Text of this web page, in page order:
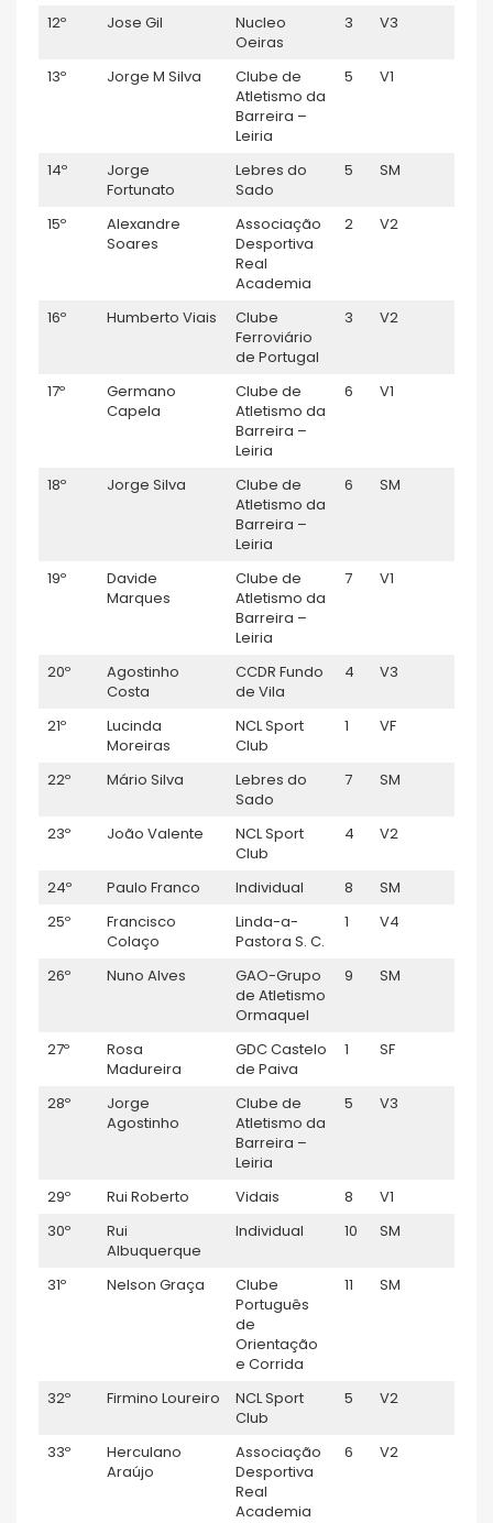
12º Jose Gil
Nucleo
Oeiras
3 V3
13º Jorge M Silva
Clube de
Atletismo da
Barreira –
Leiria
5 V1
14º
Jorge
Fortunato
Lebres do
Sado
5 SM
15º
Alexandre
Soares
Associação
Desportiva
Real
Academia
2 V2
16º Humberto Viais
Clube
Ferroviário
de Portugal
3 V2
17º
Germano
Capela
Clube de
Atletismo da
Barreira –
Leiria
6 V1
18º Jorge Silva
Clube de
Atletismo da
Barreira –
Leiria
6 SM
19º
Davide
Marques
Clube de
Atletismo da
Barreira –
Leiria
7 V1
20º
Agostinho
Costa
CCDR Fundo
de Vila
4 V3
21º
Lucinda
Moreiras
NCL Sport
Club
1 VF
22º Mário Silva
Lebres do
Sado
7 SM
23º João Valente
NCL Sport
Club
4 V2
24º Paulo Franco Individual 8 SM
25º
Francisco
Colaço
Linda-a-
Pastora S. C.
1 V4
26º Nuno Alves
GAO-Grupo
de Atletismo
Ormaquel
9 SM
27º
Rosa
Madureira
GDC Castelo
de Paiva
1 SF
28º
Jorge
Agostinho
Clube de
Atletismo da
Barreira –
Leiria
5 V3
29º Rui Roberto Vidais 8 V1
30º
Rui
Albuquerque
Individual 10 SM
31º Nelson Graça
Clube
Português
de
Orientação
e Corrida
11 SM
32º Firmino Loureiro
NCL Sport
Club
5 V2
33º
Herculano
Araújo
Associação
Desportiva
Real
Academia
6 V2